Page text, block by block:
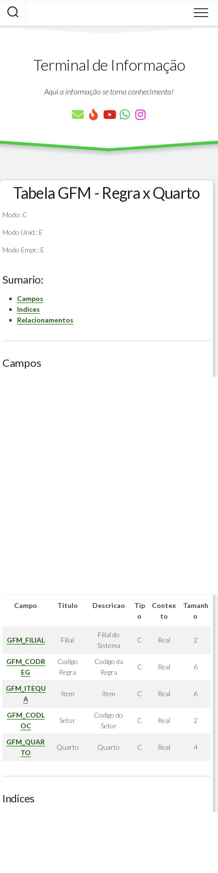
Skip
content
Terminal de Informação
Aqui a informação se torna conhecimento!
Tabela GFM - Regra x Quarto
Modo: C
Modo Unid.: E
Modo Empr.: E
Sumario:
Campos
Indices
Relacionamentos
Campos
Campo Titulo Descricao
Tip
o
Contex
to
Tamanh
o
GFM_FILIAL Filial
Filial do
Sistema
C Real 2
GFM_CODR
EG
Codigo
Regra
Codigo da
Regra
C Real 6
GFM_ITEQU
A
Item Item C Real 6
GFM_CODL
OC
Setor
Codigo do
Setor
C Real 2
GFM_QUAR
TO
Quarto Quarto C Real 4
Indices